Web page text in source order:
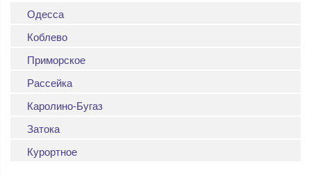
Одесса
Коблево
Приморское
Рассейка
Каролино-Бугаз
Затока
Курортное